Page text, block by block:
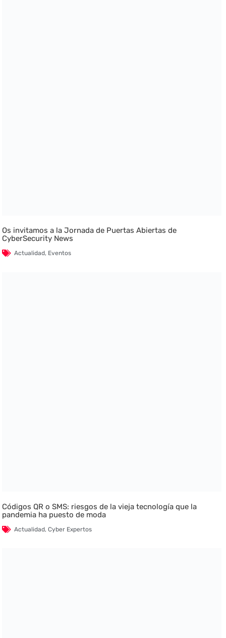
Os invitamos a la Jornada de Puertas Abiertas de
CyberSecurity News
Actualidad, Eventos
Códigos QR o SMS: riesgos de la vieja tecnología que la
pandemia ha puesto de moda
Actualidad,Cyber Expertos